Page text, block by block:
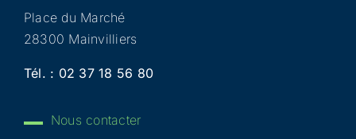
Place du Marché
28300 Mainvilliers
Tél. : 02 37 18 56 80
Nous contacter